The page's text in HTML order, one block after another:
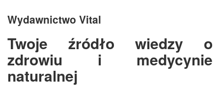
Wydawnictwo Vital
Twoje źródło wiedzy o
zdrowiu i medycynie
naturalnej